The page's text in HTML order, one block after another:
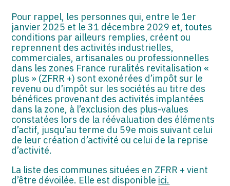
Pour rappel, les personnes qui, entre le 1er
janvier 2025 et le 31 décembre 2029 et, toutes
conditions par ailleurs remplies, créent ou
reprennent des activités industrielles,
commerciales, artisanales ou professionnelles
dans les zones France ruralités revitalisation «
plus » (ZFRR +) sont exonérées d’impôt sur le
revenu ou d’impôt sur les sociétés au titre des
bénéfices provenant des activités implantées
dans la zone, à l’exclusion des plus-values
constatées lors de la réévaluation des éléments
d’actif, jusqu’au terme du 59e mois suivant celui
de leur création d’activité ou celui de la reprise
d’activité.
La liste des communes situées en ZFRR + vient
d’être dévoilée. Elle est disponible ici.